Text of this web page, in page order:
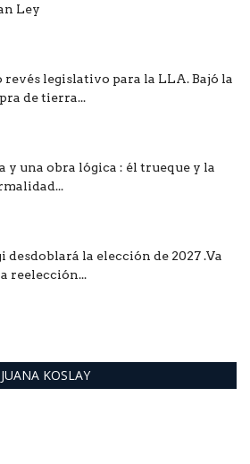
Ley
revés legislativo para la LLA. Bajó la
de tierra...
y una obra lógica : él trueque y la
desdoblará la elección de 2027 .Va
reelección...
KOSLAY